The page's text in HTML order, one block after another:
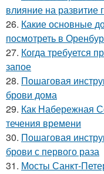
влияние на развитие
26. Какие основные
посмотреть в
27. Когда требуется
запое
28. Пошаговая
брови дома
29. Как Набережная
течения времени
30. Пошаговая
брови с первого раза
31. Мосты Санкт-